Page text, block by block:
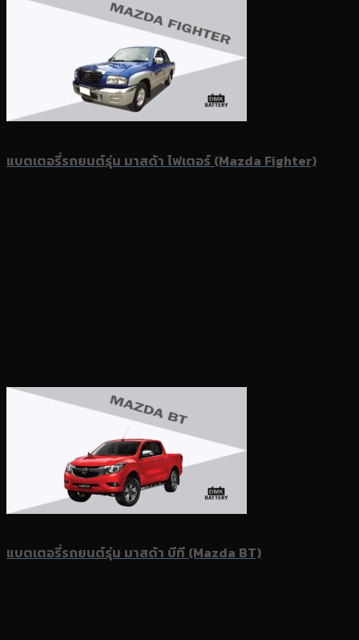
แบตเตอรี่รถยนต์รุ่น มาสด้า ไฟเตอร์ (Mazda Fighter)
แบตเตอรี่รถยนต์รุ่น มาสด้า บีที (Mazda BT)